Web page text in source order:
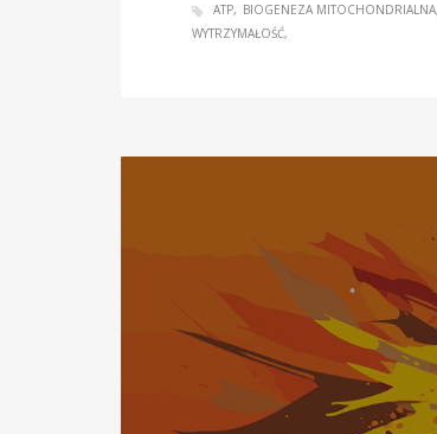
ATP BIOGENEZA MITOCHONDRIALNA
WYTRZYMAŁOŚĆ